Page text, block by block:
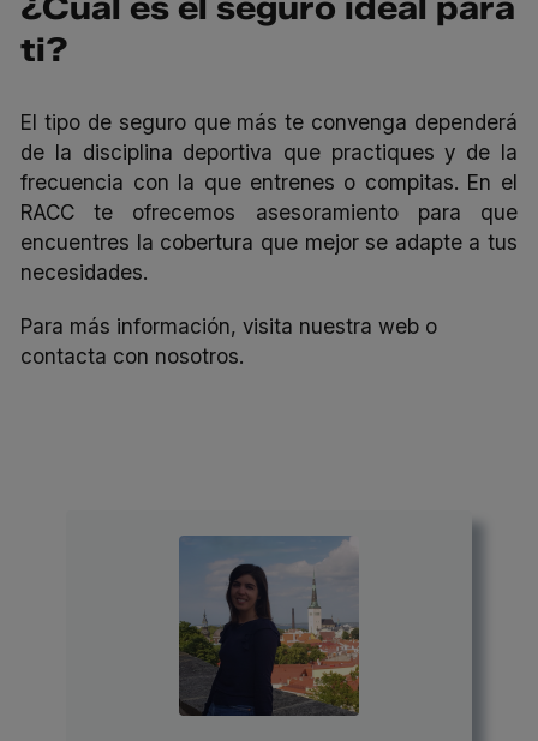
ti?
El tipo de seguro que más te convenga dependerá
de la disciplina deportiva que practiques y de la
frecuencia con la que entrenes o compitas. En el
RACC te ofrecemos asesoramiento para que
encuentres la cobertura que mejor se adapte a tus
necesidades.
Para más información, visita nuestra web o
contacta con nosotros.